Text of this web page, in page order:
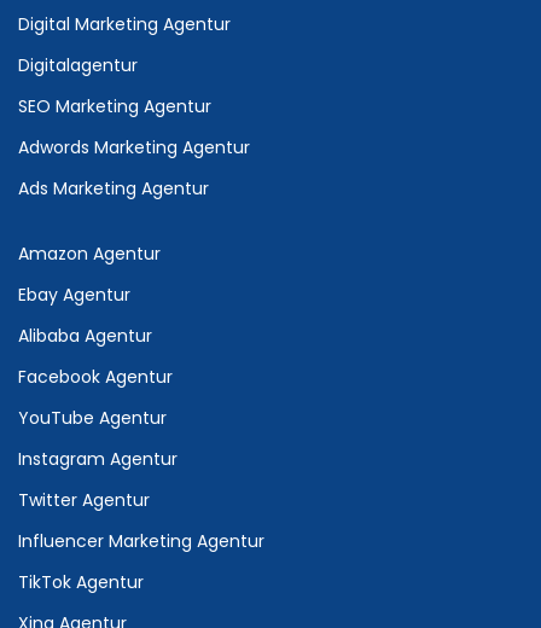
Digital Marketing Agentur
Digitalagentur
SEO Marketing Agentur
Adwords Marketing Agentur
Ads Marketing Agentur
Amazon Agentur
Ebay Agentur
Alibaba Agentur
Facebook Agentur
YouTube Agentur
Instagram Agentur
Twitter Agentur
Influencer Marketing Agentur
TikTok Agentur
Xing Agentur